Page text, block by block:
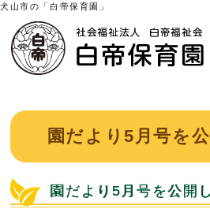
犬山市の「白帝保育園」
園だより5月号を
園だより5月号を公開